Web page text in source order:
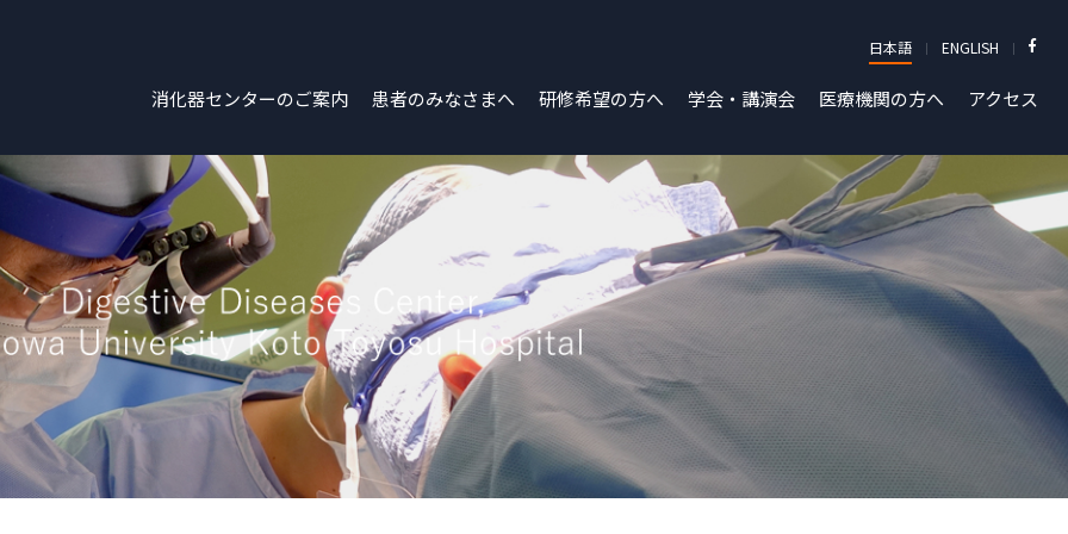
日本語 ENGLISH
消化器センターのご案内 患者のみなさまへ 研修希望の方へ 学会・講演会 医療機関の方へ アクセス